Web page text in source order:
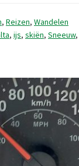
, Reizen, Wandelen
, ijs, skiën, Sneeuw,